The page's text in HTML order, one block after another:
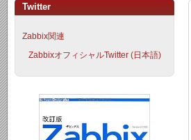
Twitter
Zabbix関連
ZabbixオフィシャルTwitter (日本語)